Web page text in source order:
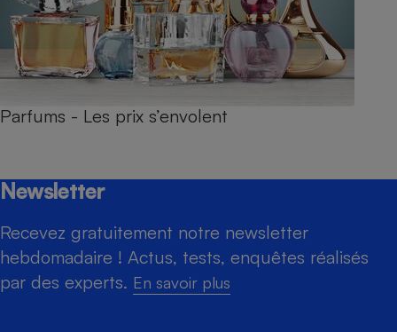
Parfums - Les prix s’envolent
Newsletter
Recevez gratuitement notre newsletter
hebdomadaire ! Actus, tests, enquêtes réalisés
par des experts. En savoir plus